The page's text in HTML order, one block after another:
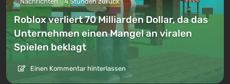
Roblox verliert 70 Milliarden Dollar, da das
Unternehmen einen Mangel an viralen
Spielen beklagt
Einen Kommentar hinterlassen